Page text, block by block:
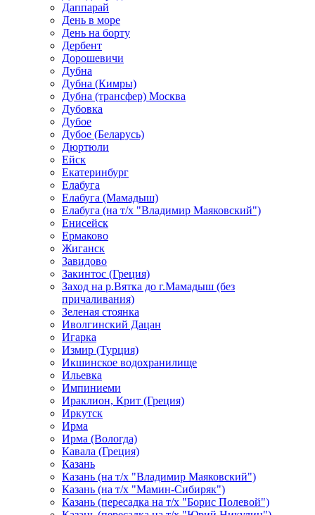
Даппарай
День в море
День на борту
Дербент
Дорошевичи
Дубна
Дубна (Кимры)
Дубна (трансфер) Москва
Дубовка
Дубое
Дубое (Беларусь)
Дюртюли
Ейск
Екатеринбург
Елабуга
Елабуга (Мамадыш)
Елабуга (на т/х "Владимир Маяковский")
Енисейск
Ермаково
Жиганск
Завидово
Закинтос (Греция)
Заход на р.Вятка до г.Мамадыш (без
причаливания)
Зеленая стоянка
Иволгинский Дацан
Игарка
Измир (Турция)
Икшинское водохранилище
Ильевка
Импиниеми
Ираклион, Крит (Греция)
Иркутск
Ирма
Ирма (Вологда)
Кавала (Греция)
Казань
Казань (на т/х "Владимир Маяковский")
Казань (на т/х "Мамин-Сибиряк")
Казань (пересадка на т/х "Борис Полевой")